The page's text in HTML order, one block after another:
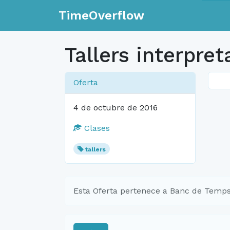
TimeOverflow
Tallers
Oferta
4 de octubre de 2016
Clases
tallers
Esta Oferta pertenece a Banc de